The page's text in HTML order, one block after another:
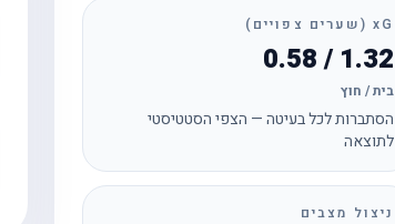
xG (שערים צפויים)
1.32 / 0.58
בית / חוץ
הסתברות לכל בעיטה — הצפי הסטטיסטי
לתוצאה
ניצול מצבים